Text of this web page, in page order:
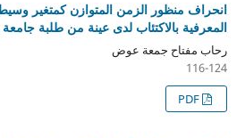
انحراف منظور الزمن المتوازن كمتغير
المعرفية بالاكتئاب لدى عينة من طلبة جامعة
رحاب مفتاح جمعة عوض
116-124
PDF